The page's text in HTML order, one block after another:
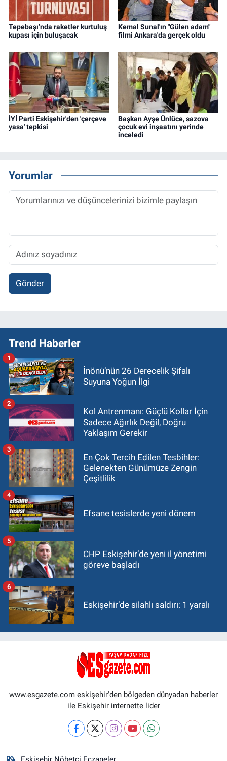
Tepebaşı’nda raketler kurtuluş
kupası için buluşacak
Kemal Sunal'ın "Gülen adam"
filmi Ankara'da gerçek oldu
İYİ Parti Eskişehir'den 'çerçeve
yasa' tepkisi
Başkan Ayşe Ünlüce, sazova
çocuk evi inşaatını yerinde
inceledi
Yorumlar
Gönder
Trend Haberler
İnönü’nün 26 Derecelik Şifalı
Suyuna Yoğun İlgi
1
Kol Antrenmanı: Güçlü Kollar İçin
Sadece Ağırlık Değil, Doğru
Yaklaşım Gerekir
2
En Çok Tercih Edilen Tesbihler:
Gelenekten Günümüze Zengin
Çeşitlilik
3
Efsane tesislerde yeni dönem
4
CHP Eskişehir’de yeni il yönetimi
göreve başladı
5
Eskişehir’de silahlı saldırı: 1 yaralı
6
www.esgazete.com eskişehir'den bölgeden dünyadan haberler
ile Eskişehir internette lider